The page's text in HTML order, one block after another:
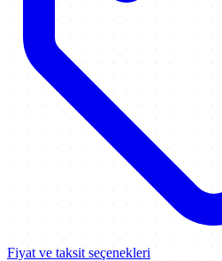
Fiyat ve taksit seçenekleri